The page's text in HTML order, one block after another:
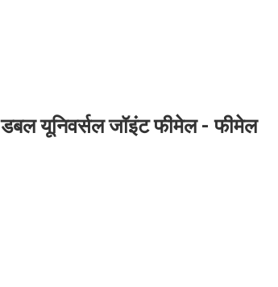
डबल यूनिवर्सल जॉइंट फीमेल - फीमेल